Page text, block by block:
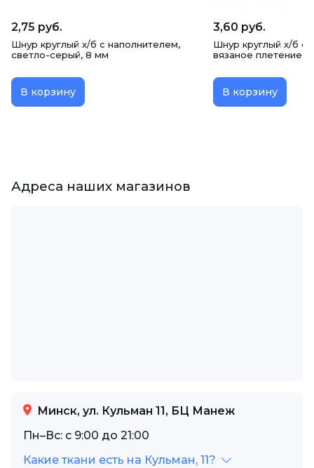
2,75 руб.
Шнур круглый х/б c наполнителем,
светло-серый, 8 мм
В корзину
3,60 руб.
Шнур круглый х/б c
вязаное плетение,
В корзину
Адреса наших магазинов
Минск, ул. Кульман 11, БЦ Манеж
Пн–Вс: с 9:00 до 21:00
Какие ткани есть на Кульман, 11?